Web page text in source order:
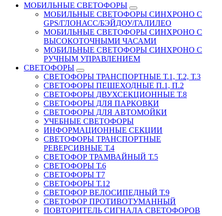
МОБИЛЬНЫЕ СВЕТОФОРЫ
МОБИЛЬНЫЕ СВЕТОФОРЫ СИНХРОНО С
GPS/ГЛОНАСС/БЭЙДОУ/ГАЛИЛЕО
МОБИЛЬНЫЕ СВЕТОФОРЫ СИНХРОНО С
ВЫСОКОТОЧНЫМИ ЧАСАМИ
МОБИЛЬНЫЕ СВЕТОФОРЫ СИНХРОНО С
РУЧНЫМ УПРАВЛЕНИЕМ
СВЕТОФОРЫ
СВЕТОФОРЫ ТРАНСПОРТНЫЕ Т.1, Т.2, Т.3
СВЕТОФОРЫ ПЕШЕХОДНЫЕ П.1, П.2
СВЕТОФОРЫ ДВУХСЕКЦИОННЫЕ Т.8
СВЕТОФОРЫ ДЛЯ ПАРКОВКИ
СВЕТОФОРЫ ДЛЯ АВТОМОЙКИ
УЧЕБНЫЕ СВЕТОФОРЫ
ИНФОРМАЦИОННЫЕ СЕКЦИИ
СВЕТОФОРЫ ТРАНСПОРТНЫЕ
РЕВЕРСИВНЫЕ Т.4
СВЕТОФОР ТРАМВАЙНЫЙ Т.5
СВЕТОФОРЫ Т.6
СВЕТОФОРЫ Т7
СВЕТОФОРЫ Т.12
СВЕТОФОР ВЕЛОСИПЕДНЫЙ Т.9
СВЕТОФОР ПРОТИВОТУМАННЫЙ
ПОВТОРИТЕЛЬ СИГНАЛА СВЕТОФОРОВ